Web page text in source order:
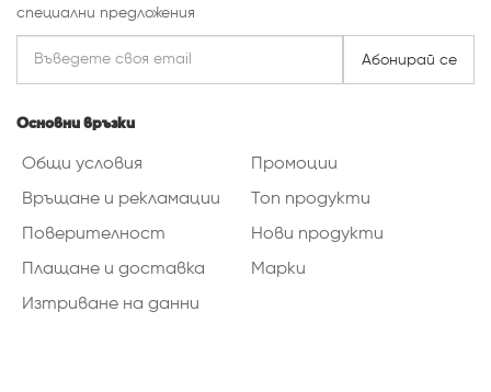
специални предложения
Абонирай се
Основни връзки
Общи условия
Връщане и рекламации
Поверителност
Плащане и доставка
Изтриване на данни
Промоции
Топ продукти
Нови продукти
Марки